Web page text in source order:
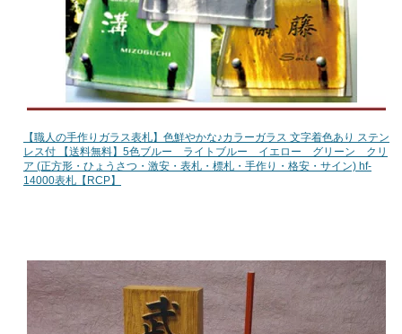
【職人の手作りガラス表札】色鮮やかな♪カラーガラス 文字着色あり ステン
レス付 【送料無料】5色ブルー ライトブルー イエロー グリーン クリ
ア (正方形・ひょうさつ・激安・表札・標札・手作り・格安・サイン) hf-
14000表札【RCP】